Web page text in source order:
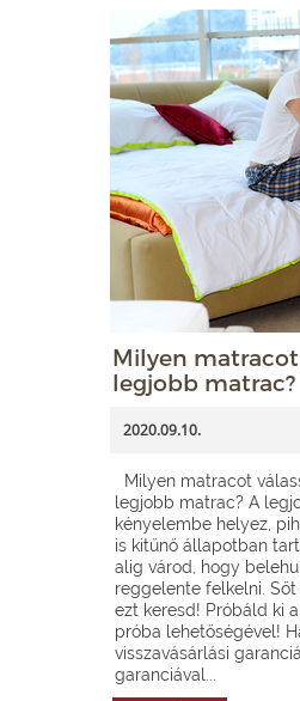
Milyen matracot
legjobb matrac?
2020.09.10.
Milyen matracot
legjobb matrac? A
kényelembe helyez,
is kitűnő állapotban
alig várod, hogy
reggelente felkelni.
ezt keresd! Próbáld ki
próba lehetőségével!
visszavásárlási
garanciával...